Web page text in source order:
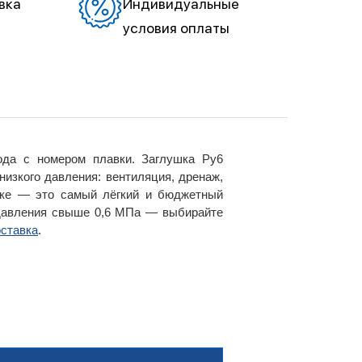
Индивидуальные
условия оплаты
с номером плавки. Заглушка Ру6
давления: вентиляция, дренаж,
— это самый лёгкий и бюджетный
свыше 0,6 МПа — выбирайте
.